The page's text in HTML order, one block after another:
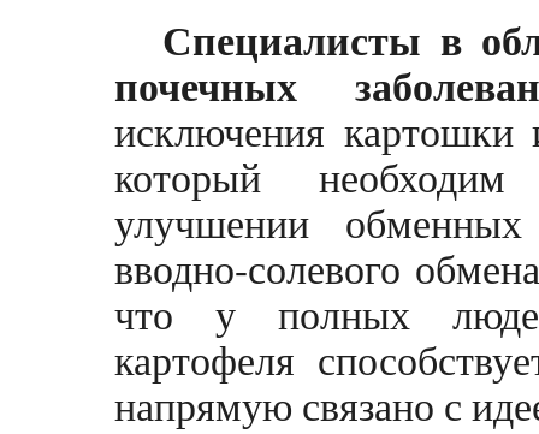
Специалисты в
почечных
исключения
который
улучшении
вводно-солевого
что у полных
картофеля
напрямую связано с